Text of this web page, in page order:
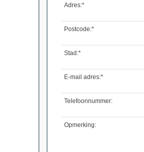
Adres:*
Postcode:*
Stad:*
E-mail adres:*
Telefoonnummer:
Opmerking: